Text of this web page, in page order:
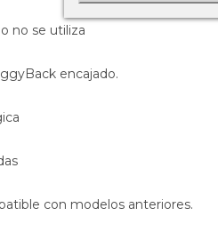
no se utiliza
encajado.
con modelos anteriores.